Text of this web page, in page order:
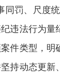
同罚、尺度
违法行为量
件类型，明
持动态更